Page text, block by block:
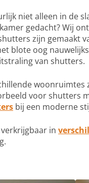
niet alleen in de
gedacht? Wij
zijn gemaakt
blote oog
van shutters.
voor shutters
bij een moderne
in